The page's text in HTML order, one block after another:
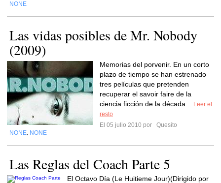
NONE
Las vidas posibles de Mr. Nobody
(2009)
Memorias del porvenir. En un corto
plazo de tiempo se han estrenado
tres películas que pretenden
recuperar el savoir faire de la
ciencia ficción de la década...
Leer el
resto
El 05 julio 2010 por
Quesito
NONE NONE
Las Reglas del Coach Parte 5
El Octavo Día (Le Huitieme Jour)(Dirigido por